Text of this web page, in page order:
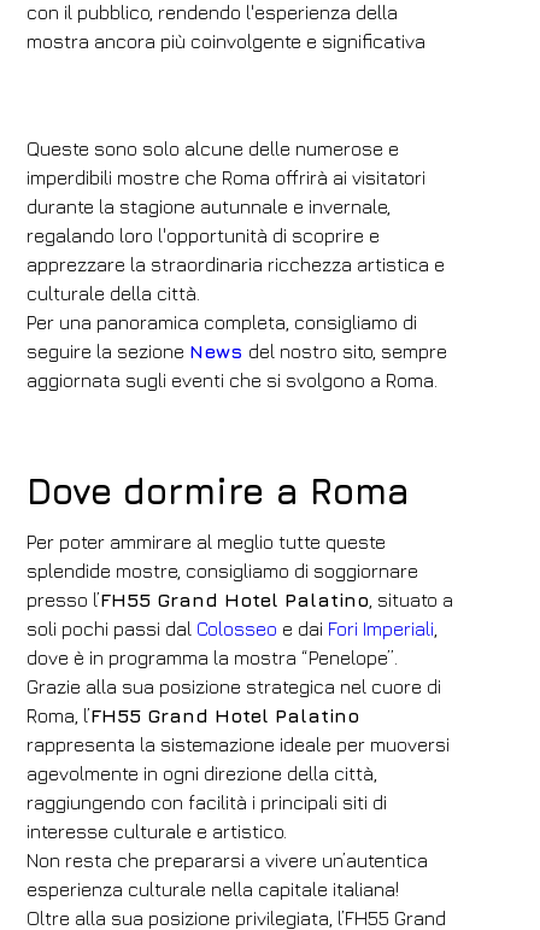
con il pubblico, rendendo l'esperienza della
mostra ancora più coinvolgente e significativa
Queste sono solo alcune delle numerose e
imperdibili mostre che Roma offrirà ai visitatori
durante la stagione autunnale e invernale,
regalando loro l'opportunità di scoprire e
apprezzare la straordinaria ricchezza artistica e
culturale della città.
Per una panoramica completa, consigliamo di
seguire la sezione News del nostro sito, sempre
aggiornata sugli eventi che si svolgono a Roma.
Dove dormire a Roma
Per poter ammirare al meglio tutte queste
splendide mostre, consigliamo di soggiornare
presso l’FH55 Grand Hotel Palatino , situato a
soli pochi passi dal Colosseo e dai Fori Imperiali
dove è in programma la mostra “Penelope”.
Grazie alla sua posizione strategica nel cuore di
Roma, l’FH55 Grand Hotel Palatino
rappresenta la sistemazione ideale per muoversi
agevolmente in ogni direzione della città,
raggiungendo con facilità i principali siti di
interesse culturale e artistico.
Non resta che prepararsi a vivere un’autentica
esperienza culturale nella capitale italiana!
Oltre alla sua posizione privilegiata, l’FH55 Grand